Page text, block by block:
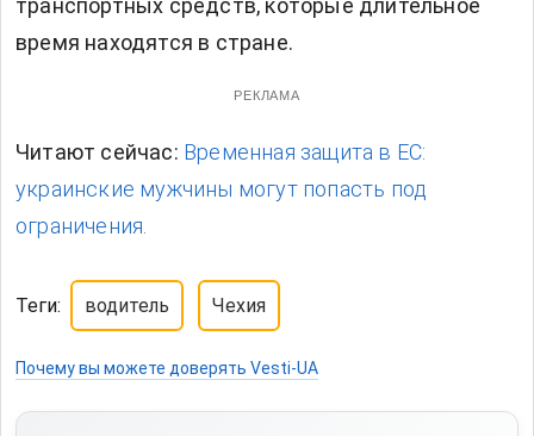
транспортных средств, которые длительное
время находятся в стране.
РЕКЛАМА
Читают сейчас: Временная защита в ЕС:
украинские мужчины могут попасть под
ограничения.
Теги: водитель Чехия
Почему вы можете доверять Vesti-UA